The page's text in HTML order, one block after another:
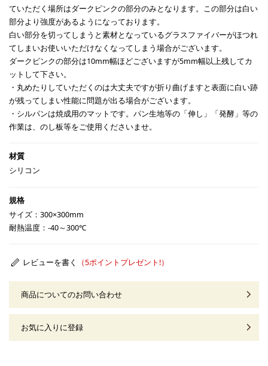
ていただく場所はダークピンクの部分のみとなります。この部分は白い
部分より強度があるようになっております。
白い部分を切ってしまうと素材となっているグラスファイバーがほつれ
てしまいお使いいただけなくなってしまう場合がございます。
ダークピンクの部分は10mm幅ほどございますが5mm幅以上残してカ
ットして下さい。
・丸めたりしていただくのは大丈夫ですが折り曲げますと表面に白い跡
が残ってしまい性能に問題が出る場合がございます。
・シルパンは焼成用のマットです。パン生地等の「伸し」「発酵」等の
作業は、のし板等をご使用くださいませ。
シリコン
サイズ：300×300mm
耐熱温度：-40～300℃
レビューを書く
商品についてのお問い合わせ
お気に入りに登録